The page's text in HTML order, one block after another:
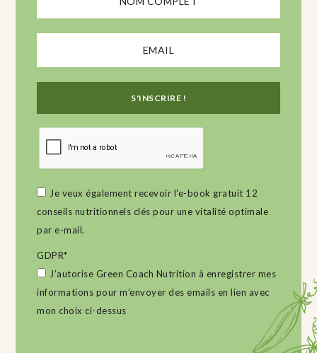
Je veux également recevoir l'e-book gratuit 12
conseils nutritionnels clés pour une vitalité optimale
par e-mail.
GDPR*
J’autorise Green Coach Nutrition à enregistrer mes
informations pour m’envoyer des emails en lien avec
mon choix ci-dessus